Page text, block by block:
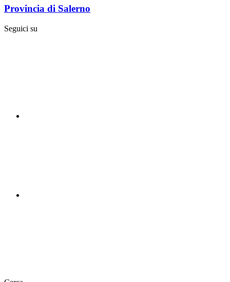
Provincia di Salerno
Seguici su